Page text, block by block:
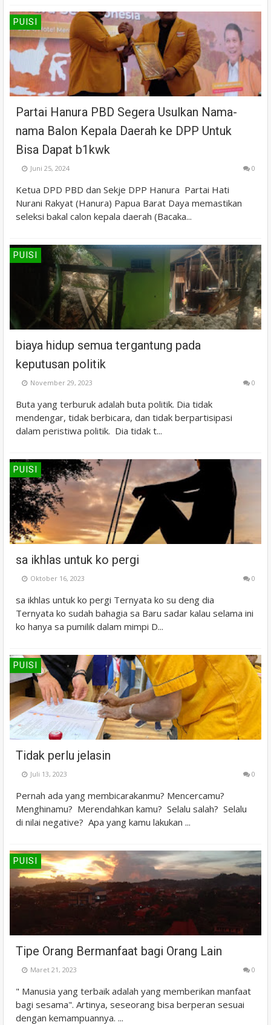
PUISI
Partai Hanura PBD Segera Usulkan Nama-
nama Balon Kepala Daerah ke DPP Untuk
Bisa Dapat b1kwk
Juni 25, 2024 0
Ketua DPD PBD dan Sekje DPP Hanura Partai Hati
Nurani Rakyat (Hanura) Papua Barat Daya memastikan
seleksi bakal calon kepala daerah (Bacaka...
PUISI
biaya hidup semua tergantung pada
keputusan politik
November 29, 2023 0
Buta yang terburuk adalah buta politik. Dia tidak
mendengar, tidak berbicara, dan tidak berpartisipasi
dalam peristiwa politik. Dia tidak t...
PUISI
sa ikhlas untuk ko pergi
Oktober 16, 2023 0
sa ikhlas untuk ko pergi Ternyata ko su deng dia
Ternyata ko sudah bahagia sa Baru sadar kalau selama ini
ko hanya sa pumilik dalam mimpi D...
PUISI
Tidak perlu jelasin
Juli 13, 2023 0
Pernah ada yang membicarakanmu? Mencercamu?
Menghinamu? Merendahkan kamu? Selalu salah? Selalu
di nilai negative? Apa yang kamu lakukan ...
PUISI
Tipe Orang Bermanfaat bagi Orang Lain
Maret 21, 2023 0
" Manusia yang terbaik adalah yang memberikan manfaat
bagi sesama". Artinya, seseorang bisa berperan sesuai
dengan kemampuannya. ...